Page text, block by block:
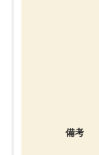
備考